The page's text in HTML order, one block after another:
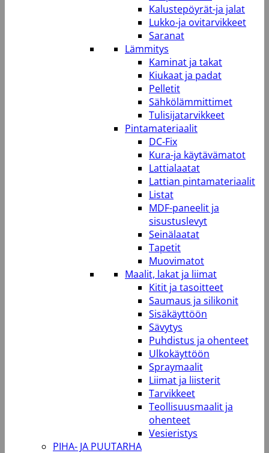
Kalustepöyrät-ja jalat
Lukko-ja ovitarvikkeet
Saranat
Lämmitys
Kaminat ja takat
Kiukaat ja padat
Pelletit
Sähkölämmittimet
Tulisijatarvikkeet
Pintamateriaalit
DC-Fix
Kura-ja käytävämatot
Lattialaatat
Lattian pintamateriaalit
Listat
MDF-paneelit ja
sisustuslevyt
Seinälaatat
Tapetit
Muovimatot
Maalit, lakat ja liimat
Kitit ja tasoitteet
Saumaus ja silikonit
Sisäkäyttöön
Sävytys
Puhdistus ja ohenteet
Ulkokäyttöön
Spraymaalit
Liimat ja liisterit
Tarvikkeet
Teollisuusmaalit ja
ohenteet
Vesieristys
PIHA- JA PUUTARHA